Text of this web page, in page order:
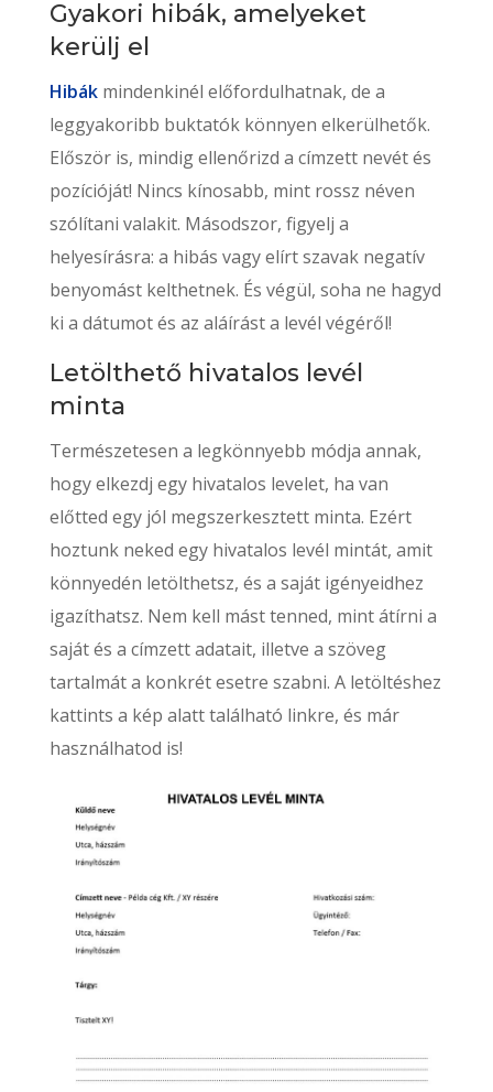
Gyakori hibák, amelyeket
kerülj el
Hibákmindenkinél előfordulhatnak, de a
leggyakoribb buktatók könnyen elkerülhetők.
Először is, mindig ellenőrizd a címzett nevét és
pozícióját! Nincs kínosabb, mint rossz néven
szólítani valakit. Másodszor, figyelj a
helyesírásra: a hibás vagy elírt szavak negatív
benyomást kelthetnek. És végül, soha ne hagyd
ki a dátumot és az aláírást a levél végéről!
Letölthető hivatalos levél
minta
Természetesen a legkönnyebb módja annak,
hogy elkezdj egy hivatalos levelet, ha van
előtted egy jól megszerkesztett minta. Ezért
hoztunk neked egy hivatalos levél mintát, amit
könnyedén letölthetsz, és a saját igényeidhez
igazíthatsz. Nem kell mást tenned, mint átírni a
saját és a címzett adatait, illetve a szöveg
tartalmát a konkrét esetre szabni. A letöltéshez
kattints a kép alatt található linkre, és már
használhatod is!